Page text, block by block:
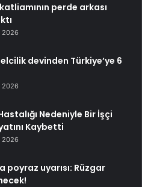
perde arkası
2026
devinden Türkiye’ye 6
2026
Nedeniyle Bir İşçi
Kaybetti
2026
poyraz uyarısı: Rüzgar